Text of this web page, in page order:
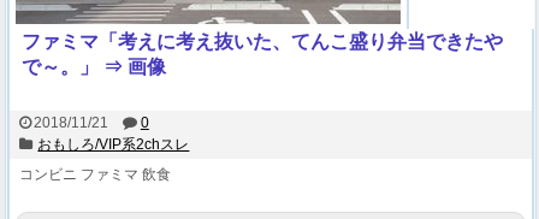
ファミマ「考えに考え抜いた、てんこ盛り弁当できたや
で～。」 ⇒ 画像
2018/11/21
0
おもしろ/VIP系2chスレ
コンビニ ファミマ 飲食